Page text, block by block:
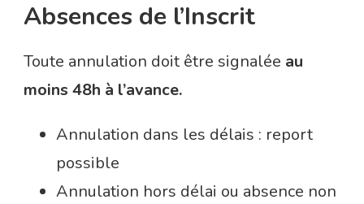
Absences de l’Inscrit
Toute annulation doit être signalée au
moins 48h à l’avance.
Annulation dans les délais : report
possible
Annulation hors délai ou absence non